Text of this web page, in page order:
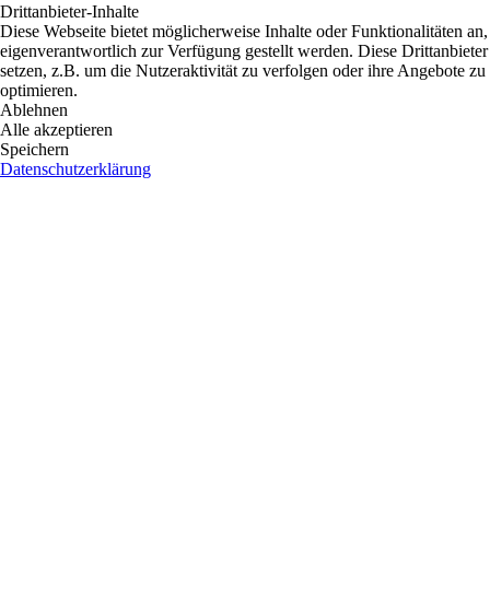
Drittanbieter-Inhalte
Diese Webseite bietet möglicherweise Inhalte oder Funktionalitäten
eigenverantwortlich zur Verfügung gestellt werden. Diese
setzen, z.B. um die Nutzeraktivität zu verfolgen oder ihre Angebote zu
optimieren.
Ablehnen
Alle akzeptieren
Speichern
Datenschutzerklärung